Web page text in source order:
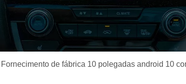
carro
Fornecimento de fábrica 10 polegadas android 10